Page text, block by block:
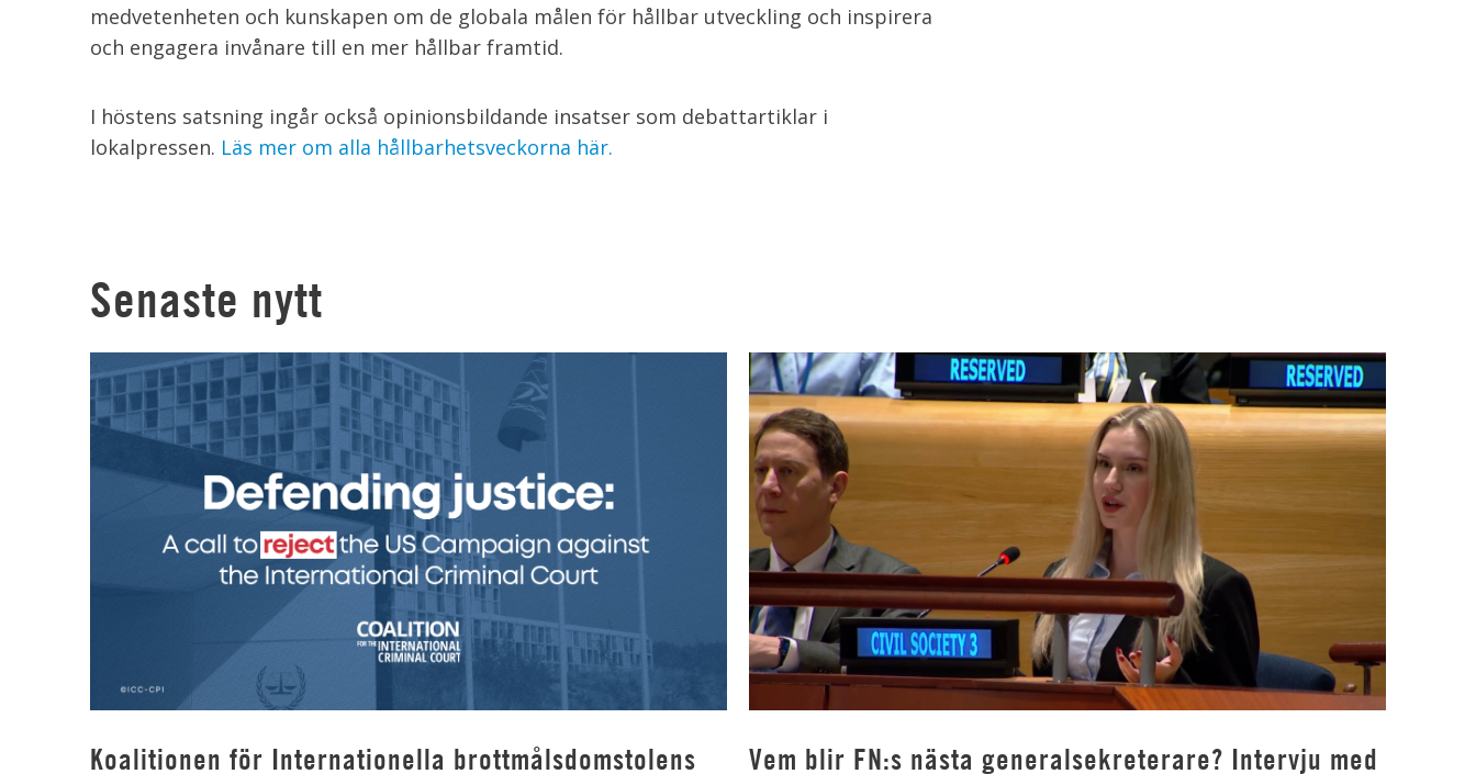
medvetenheten och kunskapen om de globala målen för hållbar utveckling och inspirera
och engagera invånare till en mer hållbar framtid.
I höstens satsning ingår också opinionsbildande insatser som debattartiklar i
lokalpressen. Läs mer om alla hållbarhetsveckorna här.
Senaste nytt
Koalitionen för Internationella brottmålsdomstolens
Vem blir FN:s nästa generalsekreterare? Intervju med